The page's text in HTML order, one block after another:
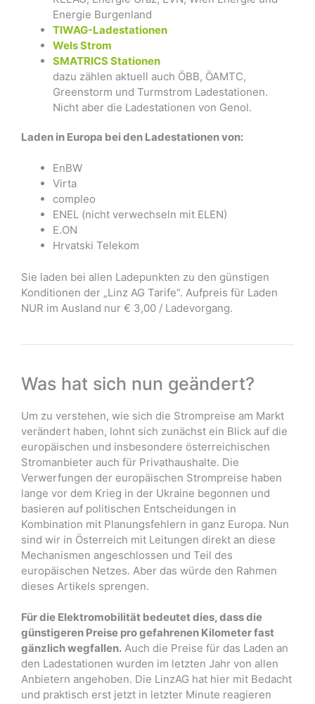
Energie Burgenland
TIWAG-Ladestationen
Wels Strom
SMATRICS Stationen
dazu zählen aktuell auch ÖBB, ÖAMTC,
Greenstorm und Turmstrom Ladestationen.
Nicht aber die Ladestationen von Genol.
Laden in Europa bei den Ladestationen von:
EnBW
Virta
compleo
ENEL (nicht verwechseln mit ELEN)
E.ON
Hrvatski Telekom
Sie laden bei allen Ladepunkten zu den günstigen
Konditionen der „Linz AG Tarife“. Aufpreis für Laden
NUR im Ausland nur € 3,00 / Ladevorgang.
Was hat sich nun geändert?
Um zu verstehen, wie sich die Strompreise am Markt
verändert haben, lohnt sich zunächst ein Blick auf die
europäischen und insbesondere österreichischen
Stromanbieter auch für Privathaushalte. Die
Verwerfungen der europäischen Strompreise haben
lange vor dem Krieg in der Ukraine begonnen und
basieren auf politischen Entscheidungen in
Kombination mit Planungsfehlern in ganz Europa. Nun
sind wir in Österreich mit Leitungen direkt an diese
Mechanismen angeschlossen und Teil des
europäischen Netzes. Aber das würde den Rahmen
dieses Artikels sprengen.
Für die Elektromobilität bedeutet dies, dass die
günstigeren Preise pro gefahrenen Kilometer fast
gänzlich wegfallen. Auch die Preise für das Laden an
den Ladestationen wurden im letzten Jahr von allen
Anbietern angehoben. Die LinzAG hat hier mit Bedacht
und praktisch erst jetzt in letzter Minute reagieren